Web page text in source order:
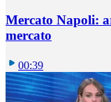
Mercato Napoli:
mercato
00:39